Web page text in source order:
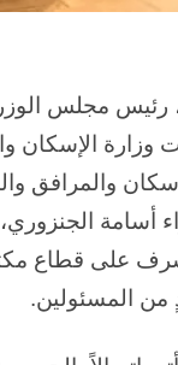
مجلس
الإسكان
والمرافق
أسامة
على قطاع
المسئولين.